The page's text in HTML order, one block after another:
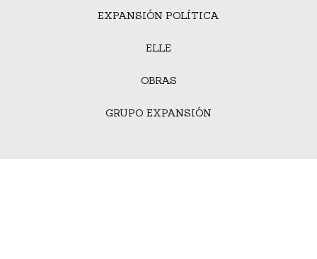
EXPANSIÓN POLÍTICA
ELLE
OBRAS
GRUPO EXPANSIÓN